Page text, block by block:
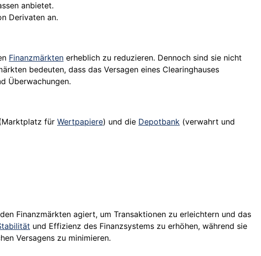
anbietet.
Derivaten an.
Finanzmärkten erheblich zu reduzieren. Dennoch sind sie nicht
bedeuten, dass das Versagen eines Clearinghauses
Überwachungen.
für Wertpapiere) und die Depotbank (verwahrt und
Finanzmärkten agiert, um Transaktionen zu erleichtern und das
und Effizienz des Finanzsystems zu erhöhen, während sie
Versagens zu minimieren.